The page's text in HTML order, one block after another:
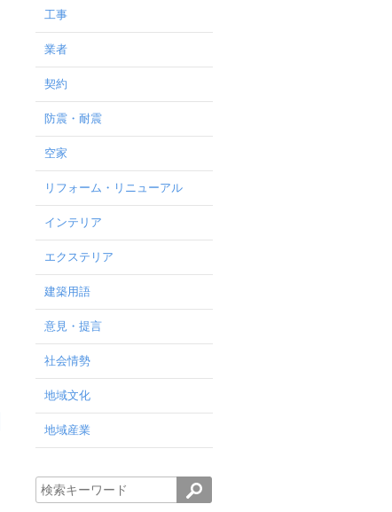
工事
業者
契約
防震・耐震
空家
リフォーム・リニューアル
インテリア
エクステリア
建築用語
意見・提言
社会情勢
地域文化
地域産業